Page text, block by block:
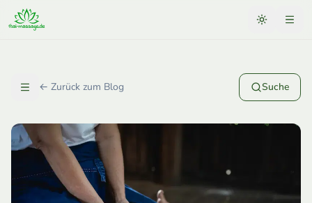
← Zurück zum Blog Suche